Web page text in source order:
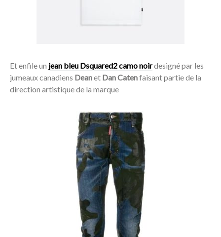
Et enfile un jean bleu Dsquared2 camo noirdesigné par les
jumeaux canadiens Deanet Dan Catenfaisant partie de la
direction artistique de la marque
Acheter